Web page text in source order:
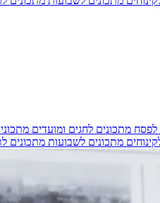
לפסח מתכונים לחגים ומועדים
מתכונים לשבועות מתכונים